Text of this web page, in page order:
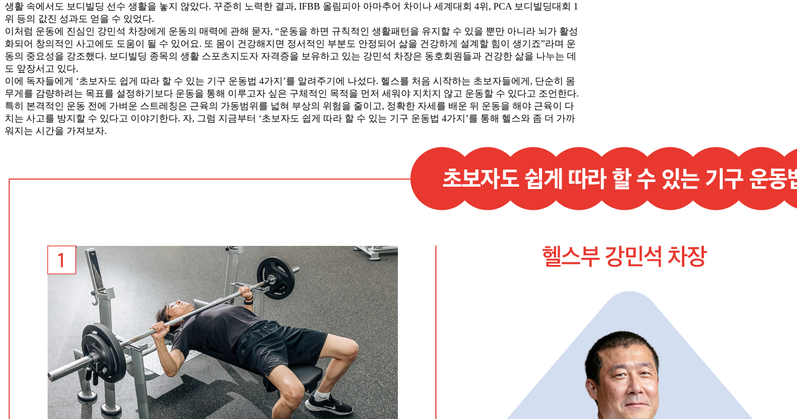
생활 속에서도 보디빌딩 선수 생활을 놓지 않았다. 꾸준히 노력한 결과, IFBB 올림피아 아마추어 차이나 세계대회 4위, PCA 보디빌딩대회 1
위 등의 값진 성과도 얻을 수 있었다.
이처럼 운동에 진심인 강민석 차장에게 운동의 매력에 관해 묻자, “운동을 하면 규칙적인 생활패턴을 유지할 수 있을 뿐만 아니라 뇌가 활성
화되어 창의적인 사고에도 도움이 될 수 있어요. 또 몸이 건강해지면 정서적인 부분도 안정되어 삶을 건강하게 설계할 힘이 생기죠”라며 운
동의 중요성을 강조했다. 보디빌딩 종목의 생활 스포츠지도자 자격증을 보유하고 있는 강민석 차장은 동호회원들과 건강한 삶을 나누는 데
도 앞장서고 있다.
이에 독자들에게 ‘초보자도 쉽게 따라 할 수 있는 기구 운동법 4가지’를 알려주기에 나섰다. 헬스를 처음 시작하는 초보자들에게, 단순히 몸
무게를 감량하려는 목표를 설정하기보다 운동을 통해 이루고자 싶은 구체적인 목적을 먼저 세워야 지치지 않고 운동할 수 있다고 조언한다.
특히 본격적인 운동 전에 가벼운 스트레칭은 근육의 가동범위를 넓혀 부상의 위험을 줄이고, 정확한 자세를 배운 뒤 운동을 해야 근육이 다
치는 사고를 방지할 수 있다고 이야기한다. 자, 그럼 지금부터 ‘초보자도 쉽게 따라 할 수 있는 기구 운동법 4가지’를 통해 헬스와 좀 더 가까
워지는 시간을 가져보자.